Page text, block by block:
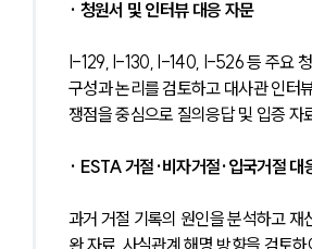
· 청원서 및 인터뷰 대응 자문
I-129, I-130, I-140, I-526 등 주요
구성과 논리를 검토하고 대사관 인터
쟁점을 중심으로 질의응답 및 입증 자
· ESTA 거절·비자거절·입국거절 대
과거 거절 기록의 원인을 분석하고 재